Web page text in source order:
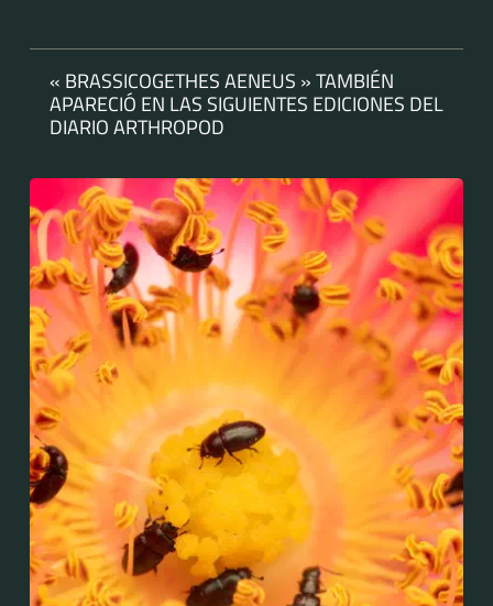
« BRASSICOGETHES AENEUS » TAMBIÉN
APARECIÓ EN LAS SIGUIENTES EDICIONES DEL
DIARIO ARTHROPOD